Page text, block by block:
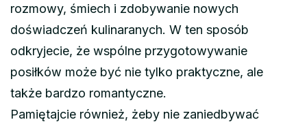
rozmowy, śmiech i zdobywanie nowych
doświadczeń kulinaranych. W ten sposób
odkryjecie, że wspólne przygotowywanie
posiłków może być nie tylko praktyczne, ale
także bardzo romantyczne.
Pamiętajcie również, żeby nie zaniedbywać